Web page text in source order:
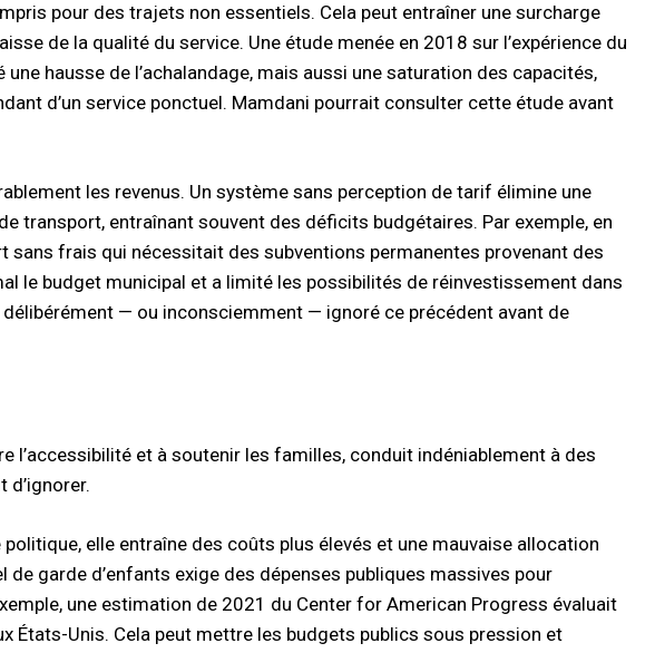
pour des trajets non essentiels. Cela peut entraîner une surcharge
de la qualité du service. Une étude menée en 2018 sur l’expérience du
hausse de l’achalandage, mais aussi une saturation des capacités,
d’un service ponctuel. Mamdani pourrait consulter cette étude avant
les revenus. Un système sans perception de tarif élimine une
transport, entraînant souvent des déficits budgétaires. Par exemple, en
sans frais qui nécessitait des subventions permanentes provenant des
le budget municipal et a limité les possibilités de réinvestissement dans
— ou inconsciemment — ignoré ce précédent avant de
l’accessibilité et à soutenir les familles, conduit indéniablement à des
elle entraîne des coûts plus élevés et une mauvaise allocation
garde d’enfants exige des dépenses publiques massives pour
une estimation de 2021 du Center for American Progress évaluait
États-Unis. Cela peut mettre les budgets publics sous pression et